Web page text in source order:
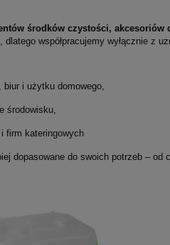
środków czystości, akcesoriów
współpracujemy wyłącznie z
i użytku domowego,
środowisku,
firm kateringowych
dopasowane do swoich potrzeb – od